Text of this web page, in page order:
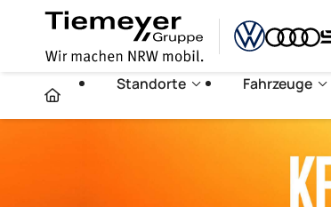
Standorte Fahrzeuge